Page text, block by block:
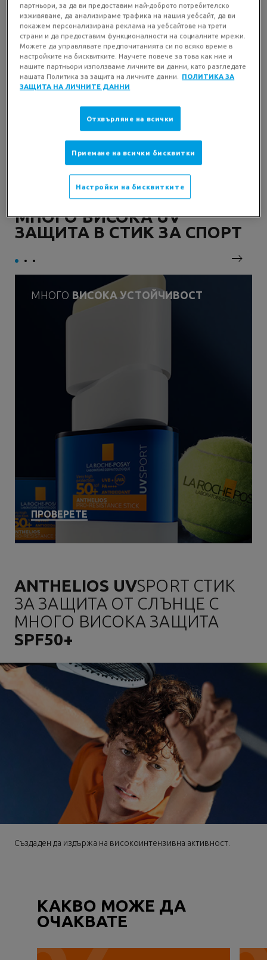
Иновативен филтър MEXORYL400: най-
ефективният UV филтър срещу най-
проникващите UV лъчи: ултрадългите
UVA*.
* [380–400 nm] = дълги UVA/ [380–400 nm] =
края на UV спектъра, който наричаме
ултрадълги UVA.
Много лесен за нанасяне, с невидима
текстура, подходяща за всички фототипове
кожа, не оставя следи по брадата.
МНОГО ВИСОКА UV
ЗАЩИТА В СТИК ЗА СПОРТ
next
МНОГО ВИСОКА УСТОЙЧИВОСТ
ПРОВЕРЕТЕ
ANTHELIOS UVSPORT СТИК
ЗА ЗАЩИТА ОТ СЛЪНЦЕ С
МНОГО ВИСОКА ЗАЩИТА
SPF50+
Създаден да издържа на високоинтензивна активност.
КАКВО МОЖЕ ДА
ОЧАКВАТЕ
партньори, за да ви предоставим най-доброто потребителско
изживяване, да анализираме трафика на нашия уебсайт, да ви
покажем персонализирана реклама на уебсайтове на трети
страни и да предоставим функционалности на социалните мрежи.
Можете да управлявате предпочитанията си по всяко време в
настройките на бисквитките. Научете повече за това как ние и
нашите партньори използваме личните ви данни, като разгледате
нашата Политика за защита на личните данни. ПОЛИТИКА ЗА
ЗАЩИТА НА ЛИЧНИТЕ ДАННИ
Отхвърляне на всички
Приемане на всички бисквитки
Настройки на бисквитките